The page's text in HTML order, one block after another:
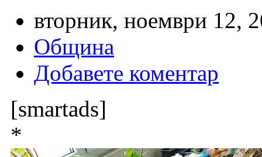
вторник, ноември 12,
Община
Добавете коментар
[smartads]
*